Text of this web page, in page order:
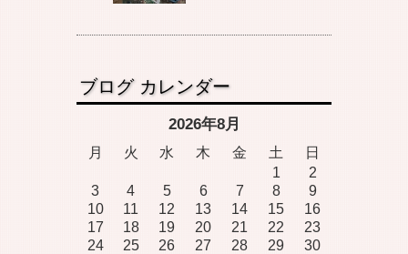
ブログ カレンダー
2026年8月
月 火 水 木 金 土
日
1
2
3
4 5 6 7 8
9
10
11 12 13 14 15
16
17
18 19 20 21 22
23
24
25 26 27 28 29
30